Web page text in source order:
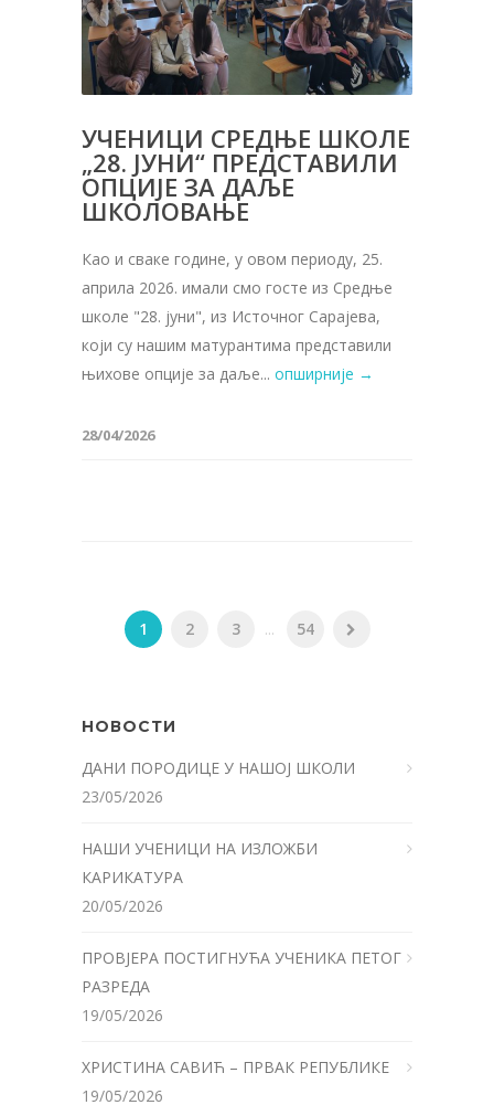
УЧЕНИЦИ СРЕДЊЕ ШКОЛЕ
„28. ЈУНИ“ ПРЕДСТАВИЛИ
ОПЦИЈЕ ЗА ДАЉЕ
ШКОЛОВАЊЕ
Као и сваке године, у овом периоду, 25.
априла 2026. имали смо госте из Средње
школе "28. јуни", из Источног Сарајева,
који су нашим матурантима представили
њихове опције за даље... опширније →
28/04/2026
1 2 3 ... 54
НОВОСТИ
ДАНИ ПОРОДИЦЕ У НАШОЈ ШКОЛИ
23/05/2026
НАШИ УЧЕНИЦИ НА ИЗЛОЖБИ
КАРИКАТУРА
20/05/2026
ПРОВЈЕРА ПОСТИГНУЋА УЧЕНИКА ПЕТОГ
РАЗРЕДА
19/05/2026
ХРИСТИНА САВИЋ – ПРВАК РЕПУБЛИКЕ
19/05/2026